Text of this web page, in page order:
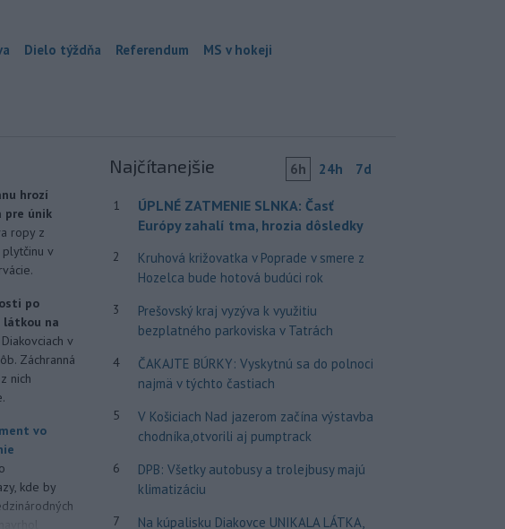
Dielo týždňa Referendum MS v hokeji
hrozí
pre únik
ropy z
v
po
látkou na
v
Záchranná
nich
vo
kde by
Najčítanejšie 6h 24h 7d
1
ÚPLNÉ ZATMENIE SLNKA: Časť
Európy zahalí tma, hrozia dôsledky
2
Kruhová križovatka v Poprade v smere z
Hozelca bude hotová budúci rok
3
Prešovský kraj vyzýva k využitiu
bezplatného parkoviska v Tatrách
4
ČAKAJTE BÚRKY: Vyskytnú sa do polnoci
najmä v týchto častiach
5
V Košiciach Nad jazerom začína výstavba
chodníka,otvorili aj pumptrack
6
DPB: Všetky autobusy a trolejbusy majú
klimatizáciu
7
Na kúpalisku Diakovce UNIKALA LÁTKA,